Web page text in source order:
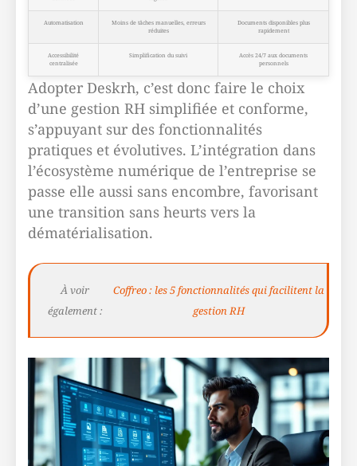
Automatisation
Moins de tâches manuelles, erreurs
réduites
Documents disponibles plus
rapidement
Accessibilité
centralisée
Simplification du suivi
Accès 24/7 aux documents
personnels
Adopter Deskrh, c’est donc faire le choix
d’une gestion RH simplifiée et conforme,
s’appuyant sur des fonctionnalités
pratiques et évolutives. L’intégration dans
l’écosystème numérique de l’entreprise se
passe elle aussi sans encombre, favorisant
une transition sans heurts vers la
dématérialisation.
À voir
également :
Coffreo : les 5 fonctionnalités qui facilitent la
gestion RH